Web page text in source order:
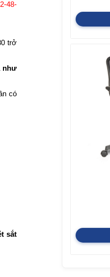
48-
trở
như
có
sắt